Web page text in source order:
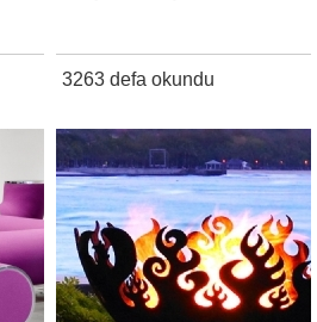
3263 defa okundu